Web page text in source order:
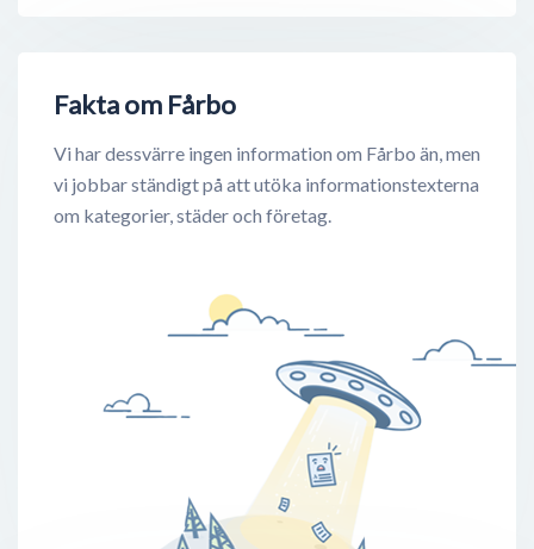
Fakta om Fårbo
Vi har dessvärre ingen information om Fårbo än, men
vi jobbar ständigt på att utöka informationstexterna
om kategorier, städer och företag.